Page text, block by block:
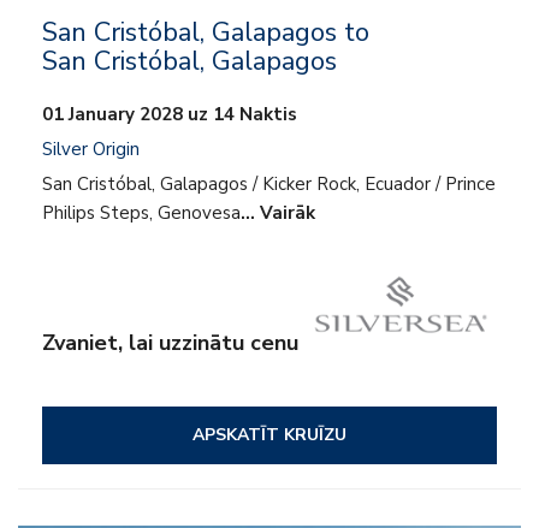
San Cristóbal, Galapagos to
San Cristóbal, Galapagos
01 January 2028 uz 14 Naktis
Silver Origin
San Cristóbal, Galapagos / Kicker Rock, Ecuador / Prince
Philips Steps, Genovesa… Vairāk
Zvaniet, lai uzzinātu cenu
APSKATĪT KRUĪZU